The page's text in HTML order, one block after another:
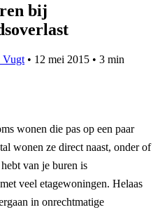
bij
Vugt • 12 mei 2015 • 3 min
wonen die pas op een paar
wonen ze direct naast, onder of
van je buren is
veel etagewoningen. Helaas
in onrechtmatige